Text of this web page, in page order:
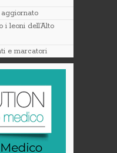
i leoni dell’Alto
e marcatori